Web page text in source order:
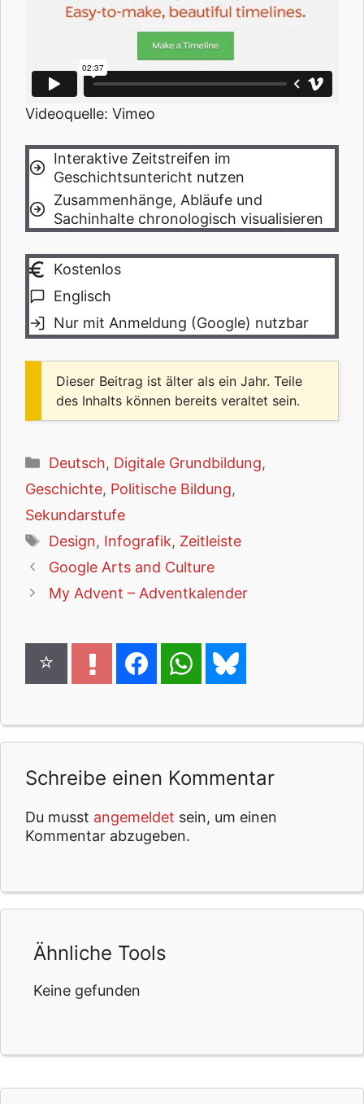
Videoquelle: Vimeo
Interaktive Zeitstreifen im
Geschichtsuntericht nutzen
Zusammenhänge, Abläufe und
Sachinhalte chronologisch visualisieren
Kostenlos
Englisch
Nur mit Anmeldung (Google) nutzbar
Dieser Beitrag ist älter als ein Jahr. Teile
des Inhalts können bereits veraltet sein.
Kategorien
Deutsch, Digitale Grundbildung,
Geschichte, Politische Bildung,
Sekundarstufe
Schlagwörter
Design, Infografik, Zeitleiste
Google Arts and Culture
My Advent – Adventkalender
Schreibe einen Kommentar
Du musst angemeldet sein, um einen
Kommentar abzugeben.
Ähnliche Tools
Keine gefunden